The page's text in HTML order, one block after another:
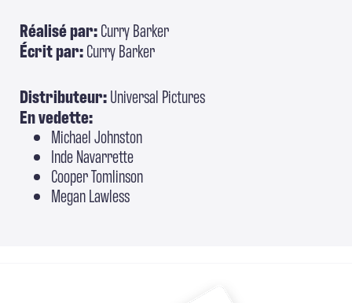
Réalisé par:Curry Barker
Écrit par:Curry Barker
Distributeur:Universal Pictures
En vedette:
Michael Johnston
Inde Navarrette
Cooper Tomlinson
Megan Lawless